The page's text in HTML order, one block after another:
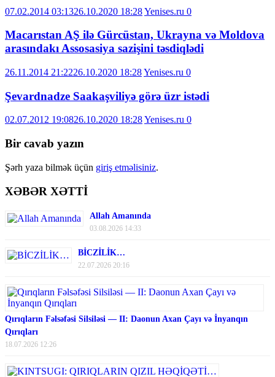
07.02.2014 03:1326.10.2020 18:28Yenises.ru 0
Macarıstan AŞ ilə Gürcüstan, Ukrayna və Moldova
arasındakı Assosasiya sazişini təsdiqlədi
26.11.2014 21:2226.10.2020 18:28Yenises.ru 0
Şevardnadze Saakaşviliyə görə üzr istədi
02.07.2012 19:0826.10.2020 18:28Yenises.ru 0
Bir cavab yazın
Şərh yaza bilmək üçün giriş etməlisiniz.
XƏBƏR XƏTTİ
Allah Amanında
03.08.2026 14:33
BİCZİLİK…
22.07.2026 20:16
Qırıqların Fəlsəfəsi Silsiləsi — II: Daonun Axan Çayı və İnyanqın
Qırıqları
18.07.2026 12:26